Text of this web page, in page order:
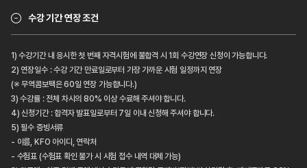
수강 기간 연장 조건
1) 수강기간 내 응시한 첫 번째 자격시험에 불합격 시 1회 수강연장 신청이 가능합니다.
2) 연장일수 : 수강 기간 만료일로부터 가장 가까운 시험 일정까지 연장
(※ 무역콤보팩은 60일 연장 가능합니다.)
3) 수강률 : 전체 차시의 80% 이상 수료해 주셔야 합니다.
4) 신청기간 : 합격자 발표일로부터 7일 이내 신청해 주셔야 합니다.
5) 필수 증빙서류
- 이름, KFO 아이디, 연락처
- 수험표 (수험표 확인 불가 시 시험 접수 내역 대체 가능)